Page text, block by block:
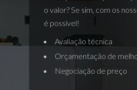
o valor? Se sim, com os
é possível!
Avaliação técnica
Orçamentação de
Negociação de preço